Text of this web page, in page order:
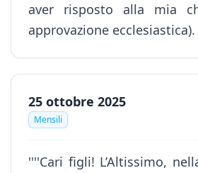
aver risposto alla mia
approvazione ecclesiastica).
25 ottobre 2025
Mensili
''''Cari figli! L’Altissimo,